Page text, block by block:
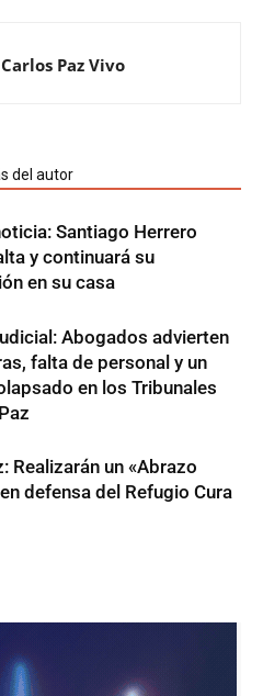
Paz Vivo
del autor
Santiago Herrero
y continuará su
en su casa
Abogados advierten
falta de personal y un
en los Tribunales
Realizarán un «Abrazo
defensa del Refugio Cura